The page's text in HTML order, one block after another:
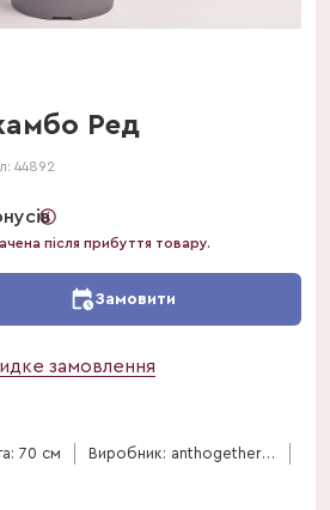
Ред
44892
після прибуття товару.
Замовити
замовлення
70 см
Виробник: anthogether-spek-flowers